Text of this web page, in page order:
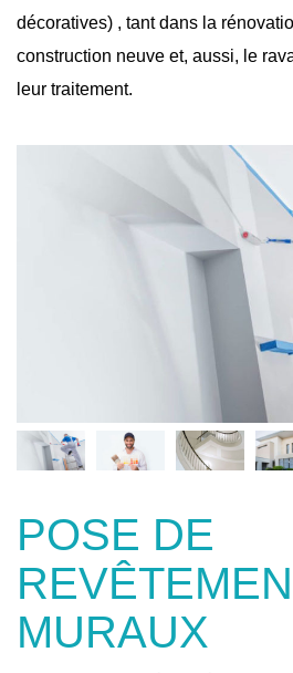
décoratives) , tant dans la
construction neuve et, aussi, le
leur traitement.
POSE DE
MURAUX